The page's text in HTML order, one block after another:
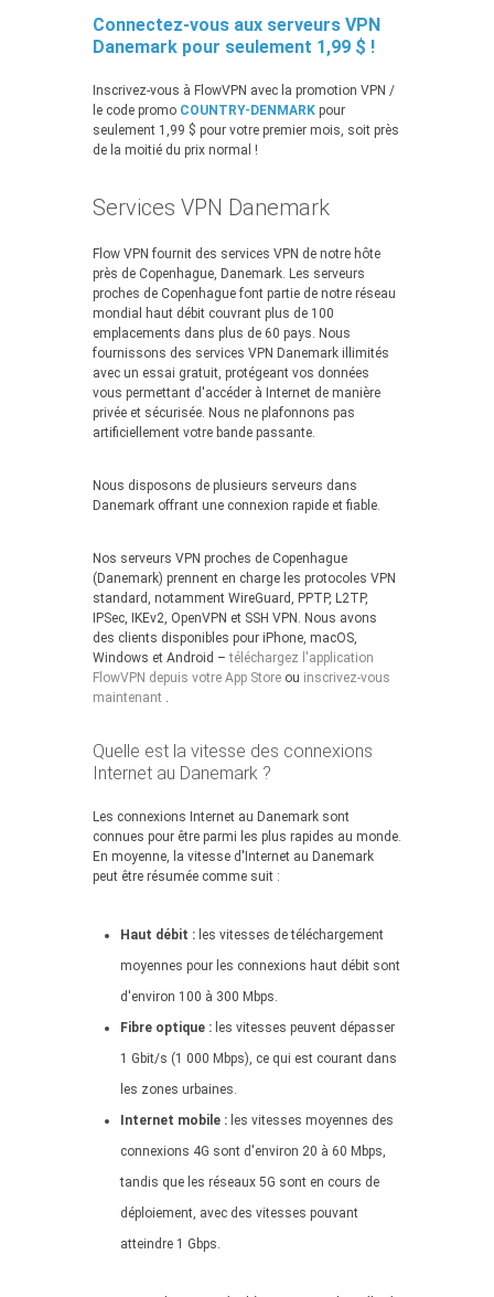
Connectez-vous aux serveurs VPN
Danemark pour seulement 1,99 $ !
Inscrivez-vous à FlowVPN avec la promotion VPN /
le code promo COUNTRY-DENMARK pour
seulement 1,99 $ pour votre premier mois, soit près
de la moitié du prix normal !
Services VPN Danemark
Flow VPN fournit des services VPN de notre hôte
près de Copenhague, Danemark. Les serveurs
proches de Copenhague font partie de notre réseau
mondial haut débit couvrant plus de 100
emplacements dans plus de 60 pays. Nous
fournissons des services VPN Danemark illimités
avec un essai gratuit, protégeant vos données
vous permettant d'accéder à Internet de manière
privée et sécurisée. Nous ne plafonnons pas
artificiellement votre bande passante.
Nous disposons de plusieurs serveurs dans
Danemark offrant une connexion rapide et fiable.
Nos serveurs VPN proches de Copenhague
(Danemark) prennent en charge les protocoles VPN
standard, notamment WireGuard, PPTP, L2TP,
IPSec, IKEv2, OpenVPN et SSH VPN. Nous avons
des clients disponibles pour iPhone, macOS,
Windows et Android –téléchargez l'application
FlowVPN depuis votre App Store ou inscrivez-vous
maintenant .
Quelle est la vitesse des connexions
Internet au Danemark ?
Les connexions Internet au Danemark sont
connues pour être parmi les plus rapides au monde.
En moyenne, la vitesse d'Internet au Danemark
peut être résumée comme suit :
Haut débit : les vitesses de téléchargement
moyennes pour les connexions haut débit sont
d'environ 100 à 300 Mbps.
Fibre optique : les vitesses peuvent dépasser
1 Gbit/s (1 000 Mbps), ce qui est courant dans
les zones urbaines.
Internet mobile : les vitesses moyennes des
connexions 4G sont d'environ 20 à 60 Mbps,
tandis que les réseaux 5G sont en cours de
déploiement, avec des vitesses pouvant
atteindre 1 Gbps.